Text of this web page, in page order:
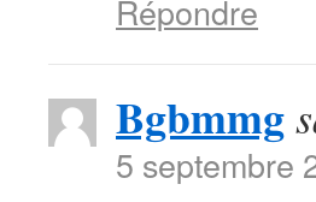
Répondre
Bgbmmg
5 septembre